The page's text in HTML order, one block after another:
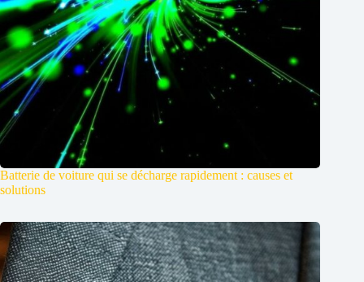
Batterie de voiture qui se décharge rapidement : causes et
solutions